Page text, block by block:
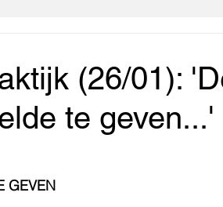
(26/01):
te geven...'
GEVEN